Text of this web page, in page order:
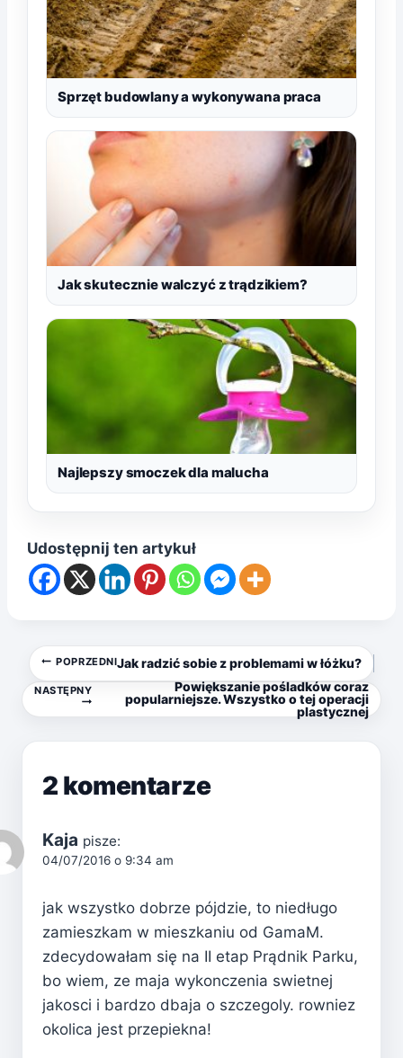
Sprzęt budowlany a wykonywana praca
Jak skutecznie walczyć z trądzikiem?
Najlepszy smoczek dla malucha
Udostępnij ten artykuł
Nawigacja
wpisu
POPRZEDNIJak radzić sobie z problemami w łóżku?
NASTĘPNY
Powiększanie pośladków coraz
popularniejsze. Wszystko o tej operacji
plastycznej
2 komentarze
Kaja pisze:
04/07/2016 o 9:34 am
jak wszystko dobrze pójdzie, to niedługo
zamieszkam w mieszkaniu od GamaM.
zdecydowałam się na II etap Prądnik Parku,
bo wiem, ze maja wykonczenia swietnej
jakosci i bardzo dbaja o szczegoly. rowniez
okolica jest przepiekna!